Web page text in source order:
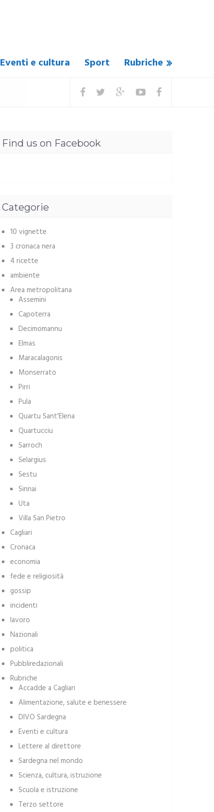
Eventi e cultura Sport Rubriche
Find us on Facebook
Categorie
10 vignette
3 cronaca nera
4 ricette
ambiente
Area metropolitana
Assemini
Capoterra
Decimomannu
Elmas
Maracalagonis
Monserrato
Pirri
Pula
Quartu Sant'Elena
Quartucciu
Sarroch
Selargius
Sestu
Sinnai
Uta
Villa San Pietro
Cagliari
Cronaca
economia
fede e religiosità
gossip
incidenti
lavoro
Nazionali
politica
Pubbliredazionali
Rubriche
Accadde a Cagliari
Alimentazione, salute e benessere
DIVO Sardegna
Eventi e cultura
Lettere al direttore
Sardegna nel mondo
Scienza, cultura, istruzione
Scuola e istruzione
Terzo settore